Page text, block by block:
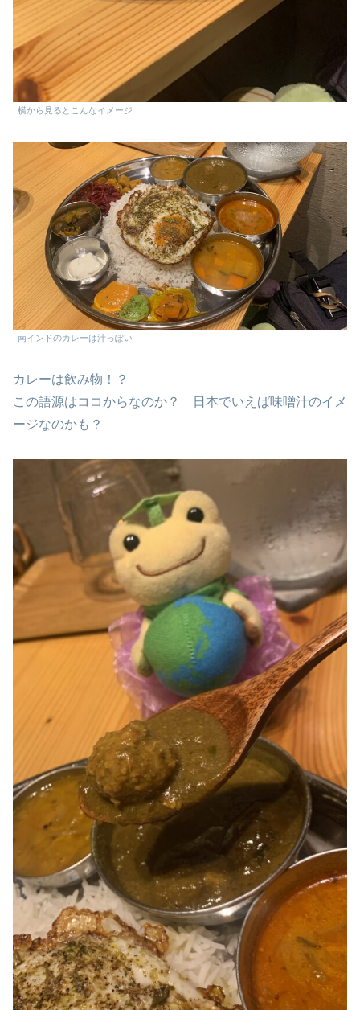
横から見るとこんなイメージ
南インドのカレーは汁っぽい
カレーは飲み物！？
この語源はココからなのか？ 日本でいえば味噌汁のイメ
ージなのかも？